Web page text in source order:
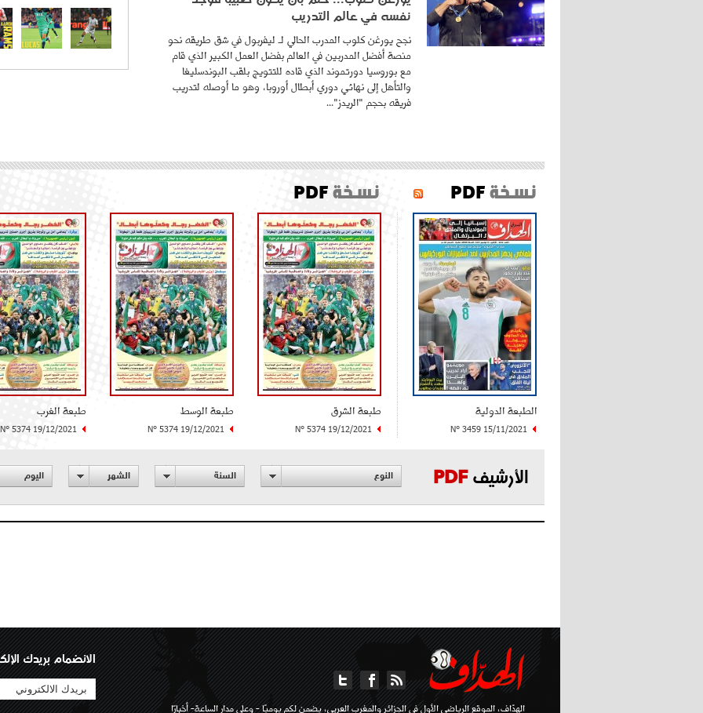
نفسه في عالم التدريب
نجح يورغن كلوب المدرب الحالي لـ ليفربول في شق طريقه نحو
منصة أفضل المدربين في العالم بفضل العمل الكبير الذي قام
مع بوروسيا دورتموند الذي قاده للتتويج بلقب البوندسليغا
والتأهل إلى نهائي دوري أبطال أوروبا، وهو ما أوصله لتدريب
فريقه بحجم "الريدز"...
نسخةPDF
الطبعة الدولية
N° 3459 15/11/2021
نسخةPDF
طبعة الشرق
N° 5374 19/12/2021
طبعة الوسط
N° 5374 19/12/2021
طبعة الغرب
N° 5374 19/12/2021
الأرشيفPDF النوع السنة الشهر اليوم
الهدّاف، الموقع الرياضي الأول في الجزائر والمغرب العربي، يضمن لكم يوميًا - وعلى مدار الساعة- أخبارًا
الانضمام بريدك